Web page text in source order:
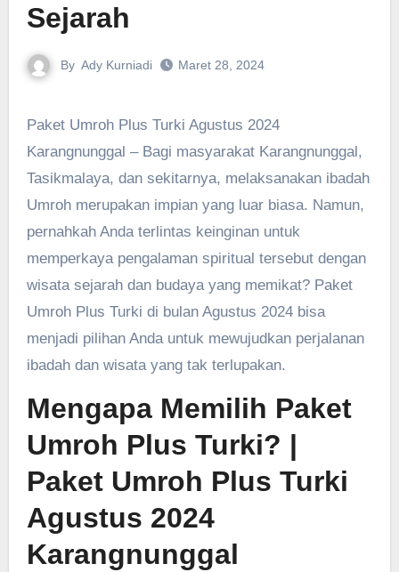
Sejarah
By Ady Kurniadi Maret 28, 2024
Paket Umroh Plus Turki Agustus 2024
Karangnunggal – Bagi masyarakat Karangnunggal,
Tasikmalaya, dan sekitarnya, melaksanakan ibadah
Umroh merupakan impian yang luar biasa. Namun,
pernahkah Anda terlintas keinginan untuk
memperkaya pengalaman spiritual tersebut dengan
wisata sejarah dan budaya yang memikat? Paket
Umroh Plus Turki di bulan Agustus 2024 bisa
menjadi pilihan Anda untuk mewujudkan perjalanan
ibadah dan wisata yang tak terlupakan.
Mengapa Memilih Paket
Umroh Plus Turki? |
Paket Umroh Plus Turki
Agustus 2024
Karangnunggal